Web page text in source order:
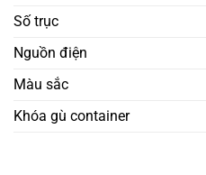
Số trục
Nguồn điện
Màu sắc
Khóa gù container